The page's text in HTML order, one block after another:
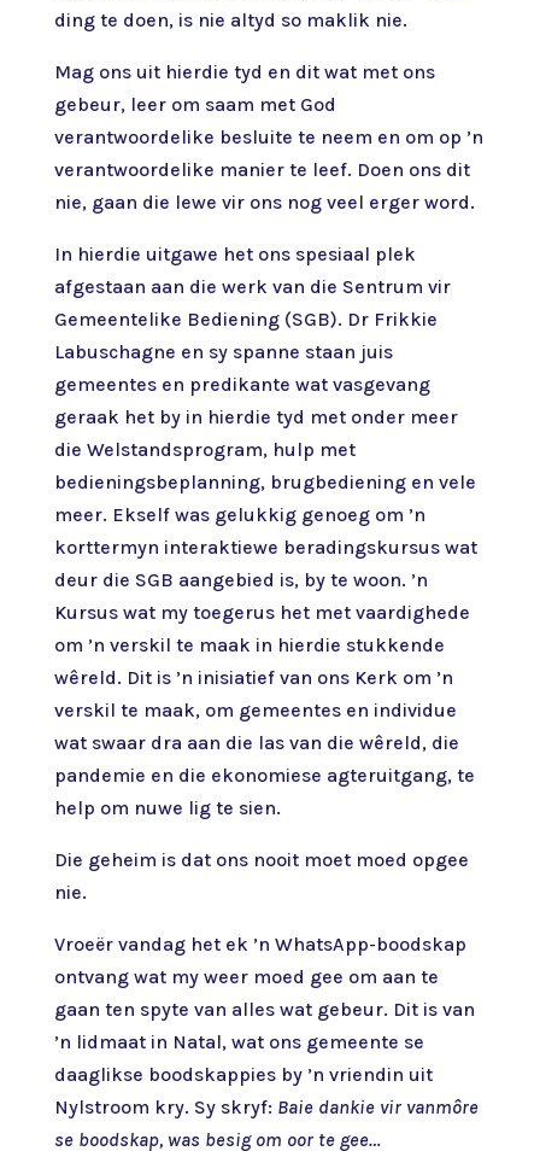
ding te doen, is nie altyd so maklik nie.
Mag ons uit hierdie tyd en dit wat met ons
gebeur, leer om saam met God
verantwoordelike besluite te neem en om op ’n
verantwoordelike manier te leef. Doen ons dit
nie, gaan die lewe vir ons nog veel erger word.
In hierdie uitgawe het ons spesiaal plek
afgestaan aan die werk van die Sentrum vir
Gemeentelike Bediening (SGB). Dr Frikkie
Labuschagne en sy spanne staan juis
gemeentes en predikante wat vasgevang
geraak het by in hierdie tyd met onder meer
die Welstandsprogram, hulp met
bedieningsbeplanning, brugbediening en vele
meer. Ekself was gelukkig genoeg om ’n
korttermyn interaktiewe beradingskursus wat
deur die SGB aangebied is, by te woon. ’n
Kursus wat my toegerus het met vaardighede
om ’n verskil te maak in hierdie stukkende
wêreld. Dit is ’n inisiatief van ons Kerk om ’n
verskil te maak, om gemeentes en individue
wat swaar dra aan die las van die wêreld, die
pandemie en die ekonomiese agteruitgang, te
help om nuwe lig te sien.
Die geheim is dat ons nooit moet moed opgee
nie.
Vroeër vandag het ek ’n WhatsApp-boodskap
ontvang wat my weer moed gee om aan te
gaan ten spyte van alles wat gebeur. Dit is van
’n lidmaat in Natal, wat ons gemeente se
daaglikse boodskappies by ’n vriendin uit
Nylstroom kry. Sy skryf: Baie dankie vir vanmôre
se boodskap, was besig om oor te gee…